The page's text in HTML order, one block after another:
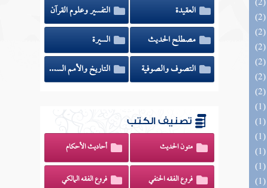
العقيدة
التفسير وعلوم القرآن
مصطلح الحديث
السيرة
التصوف والصوفية
التاريخ والأمم السابقة
تصنيف الكتب
متون الحديث أحاديث الأحكام
فروع الفقه الحنفي فروع الفقه المالكي